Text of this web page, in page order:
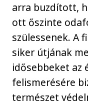
arra buzdított,
ott őszinte
szülessenek. A
siker útjának
idősebbeket az
felismerésére
természet